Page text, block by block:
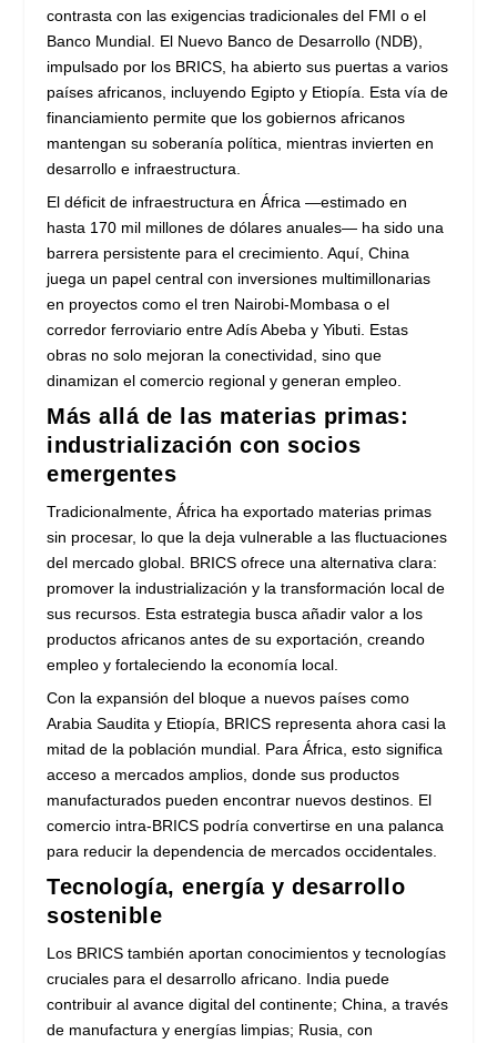
contrasta con las exigencias tradicionales del FMI o el
Banco Mundial. El Nuevo Banco de Desarrollo (NDB),
impulsado por los BRICS, ha abierto sus puertas a varios
países africanos, incluyendo Egipto y Etiopía. Esta vía de
financiamiento permite que los gobiernos africanos
mantengan su soberanía política, mientras invierten en
desarrollo e infraestructura.
El déficit de infraestructura en África —estimado en
hasta 170 mil millones de dólares anuales— ha sido una
barrera persistente para el crecimiento. Aquí, China
juega un papel central con inversiones multimillonarias
en proyectos como el tren Nairobi-Mombasa o el
corredor ferroviario entre Adís Abeba y Yibuti. Estas
obras no solo mejoran la conectividad, sino que
dinamizan el comercio regional y generan empleo.
Más allá de las materias primas:
industrialización con socios
emergentes
Tradicionalmente, África ha exportado materias primas
sin procesar, lo que la deja vulnerable a las fluctuaciones
del mercado global. BRICS ofrece una alternativa clara:
promover la industrialización y la transformación local de
sus recursos. Esta estrategia busca añadir valor a los
productos africanos antes de su exportación, creando
empleo y fortaleciendo la economía local.
Con la expansión del bloque a nuevos países como
Arabia Saudita y Etiopía, BRICS representa ahora casi la
mitad de la población mundial. Para África, esto significa
acceso a mercados amplios, donde sus productos
manufacturados pueden encontrar nuevos destinos. El
comercio intra-BRICS podría convertirse en una palanca
para reducir la dependencia de mercados occidentales.
Tecnología, energía y desarrollo
sostenible
Los BRICS también aportan conocimientos y tecnologías
cruciales para el desarrollo africano. India puede
contribuir al avance digital del continente; China, a través
de manufactura y energías limpias; Rusia, con